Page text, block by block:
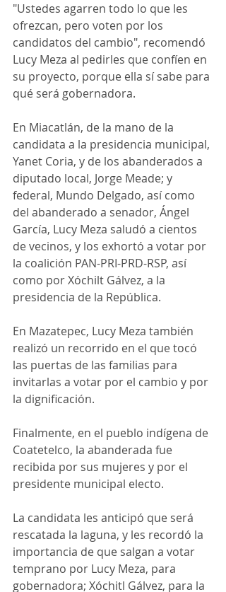
"Ustedes agarren todo lo que les
ofrezcan, pero voten por los
candidatos del cambio", recomendó
Lucy Meza al pedirles que confíen en
su proyecto, porque ella sí sabe para
qué será gobernadora.
En Miacatlán, de la mano de la
candidata a la presidencia municipal,
Yanet Coria, y de los abanderados a
diputado local, Jorge Meade; y
federal, Mundo Delgado, así como
del abanderado a senador, Ángel
García, Lucy Meza saludó a cientos
de vecinos, y los exhortó a votar por
la coalición PAN-PRI-PRD-RSP, así
como por Xóchilt Gálvez, a la
presidencia de la República.
En Mazatepec, Lucy Meza también
realizó un recorrido en el que tocó
las puertas de las familias para
invitarlas a votar por el cambio y por
la dignificación.
Finalmente, en el pueblo indígena de
Coatetelco, la abanderada fue
recibida por sus mujeres y por el
presidente municipal electo.
La candidata les anticipó que será
rescatada la laguna, y les recordó la
importancia de que salgan a votar
temprano por Lucy Meza, para
gobernadora; Xóchitl Gálvez, para la